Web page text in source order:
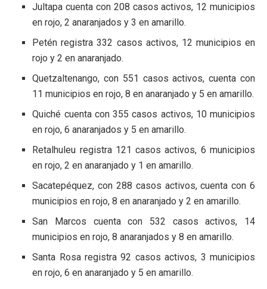
Jultapa cuenta con 208 casos activos, 12 municipios
en rojo, 2 anaranjados y 3 en amarillo.
Petén registra 332 casos activos, 12 municipios en
rojo y 2 en anaranjado.
Quetzaltenango, con 551 casos activos, cuenta con
11 municipios en rojo, 8 en anaranjado y 5 en amarillo.
Quiché cuenta con 355 casos activos, 10 municipios
en rojo, 6 anaranjados y 5 en amarillo.
Retalhuleu registra 121 casos activos, 6 municipios
en rojo, 2 en anaranjado y 1 en amarillo.
Sacatepéquez, con 288 casos activos, cuenta con 6
municipios en rojo, 8 en anaranjado y 2 en amarillo.
San Marcos cuenta con 532 casos activos, 14
municipios en rojo, 8 anaranjados y 8 en amarillo.
Santa Rosa registra 92 casos activos, 3 municipios
en rojo, 6 en anaranjado y 5 en amarillo.